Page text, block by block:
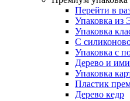
Перейти в
Упаковка из
Упаковка
С
Упаковка с
Дерево и
Упаковка
Пластик
Дерево кедр